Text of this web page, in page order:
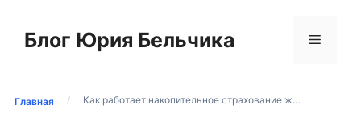
содержимому
Блог Юрия Бельчика Меню
Главная / Как работает накопительное страхование ж…